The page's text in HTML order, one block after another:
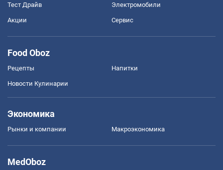
Тест Драйв Электромобили
Акции Сервис
Food Oboz
Рецепты Напитки
Новости Кулинарии
Экономика
Рынки и компании Mакроэкономика
MedOboz